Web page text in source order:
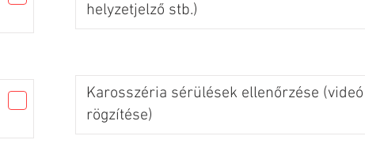
helyzetjelző stb.)
Karosszéria sérülések ellenőrzése (videó
rögzítése)